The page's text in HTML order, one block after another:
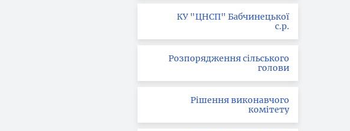
КУ "ЦНСП" Бабчинецької
с.р.
Розпорядження сільського
голови
Рішення виконавчого
комітету